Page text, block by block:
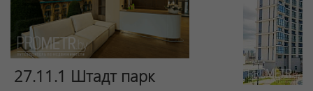
27.11.1 Штадт парк